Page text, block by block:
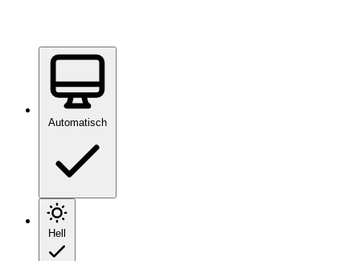
Automatisch
Hell